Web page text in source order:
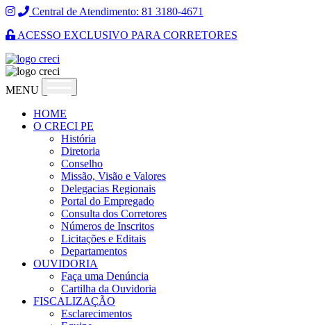
Central de Atendimento: 81 3180-4671
ACESSO EXCLUSIVO PARA CORRETORES
MENU
HOME
O CRECI PE
História
Diretoria
Conselho
Missão, Visão e Valores
Delegacias Regionais
Portal do Empregado
Consulta dos Corretores
Números de Inscritos
Licitações e Editais
Departamentos
OUVIDORIA
Faça uma Denúncia
Cartilha da Ouvidoria
FISCALIZAÇÃO
Esclarecimentos